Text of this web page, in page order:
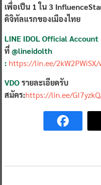
เพื่อเป็น 1ใน 3
ดิจิทัลแรกของเมืองไทย
LINE IDOL Official Account
ที่ @lineidolth
: https://lin.ee/2kW2PWiSX/
VDOรายละเอียดรับ
สมัคร:https://lin.ee/